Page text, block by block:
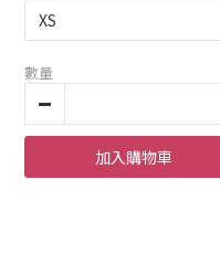
數量
加入購物車